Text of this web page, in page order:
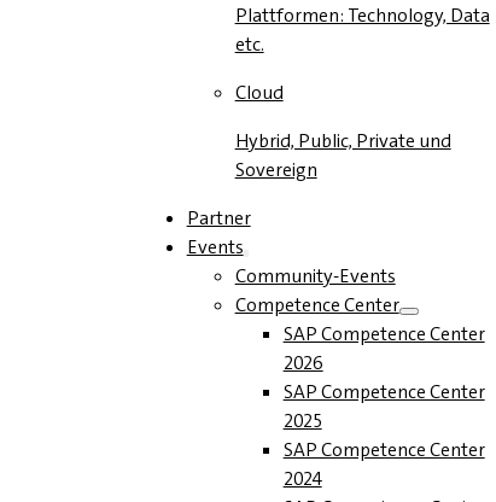
Plattformen: Technology, Data
etc.
Cloud
Hybrid, Public, Private und
Sovereign
Partner
Events
Community-Events
Competence Center
SAP Competence Center
2026
SAP Competence Center
2025
SAP Competence Center
2024